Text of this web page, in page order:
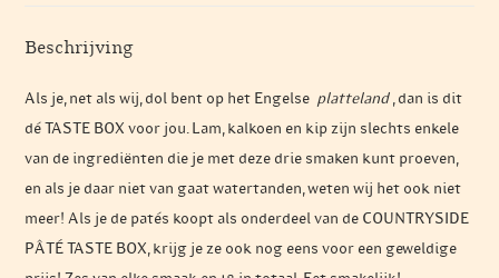
Beschrijving
Als je, net als wij, dol bent op het Engelse platteland, dan is dit
dé TASTE BOX voor jou. Lam, kalkoen en kip zijn slechts enkele
van de ingrediënten die je met deze drie smaken kunt proeven,
en als je daar niet van gaat watertanden, weten wij het ook niet
meer! Als je de patés koopt als onderdeel van de COUNTRYSIDE
PÂTÉ TASTE BOX, krijg je ze ook nog eens voor een geweldige